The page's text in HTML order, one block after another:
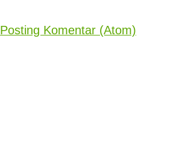
Posting Komentar (Atom)